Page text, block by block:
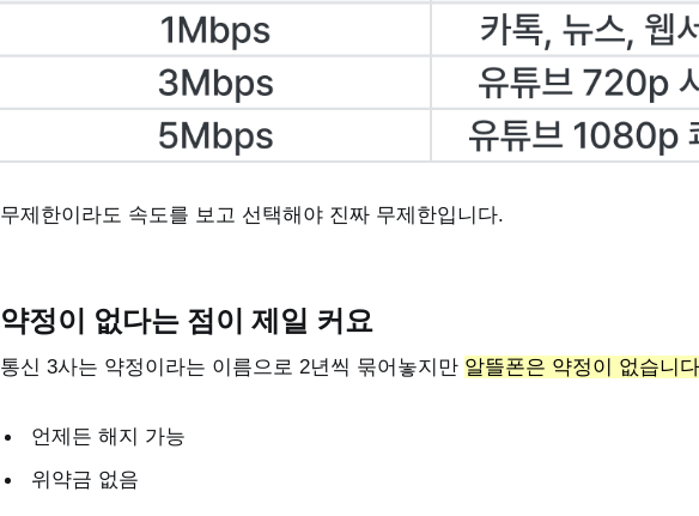
무제한이라도 속도를 보고 선택해야 진짜 무제한입니다.
약정이 없다는 점이 제일 커요
통신 3사는 약정이라는 이름으로 2년씩 묶어놓지만 알뜰폰은 약정이 없습니
언제든 해지 가능
위약금 없음